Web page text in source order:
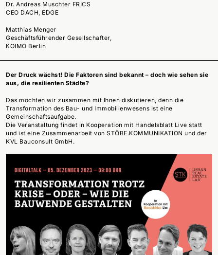
Dr. Andreas Muschter FRICS
CEO DACH, EDGE
Matthias Menger
Geschäftsführender Gesellschafter,
KOIMO Berlin
Der Druck wächst! Die Faktoren sind bekannt – doch wie sehen sie
aus, die resilienten Städte?
Das möchten wir zusammen mit Ihnen diskutieren, denn die
Transformation des Bau- und Immobilienwesens ist eine
Gemeinschaftsaufgabe.
Die Veranstaltung findet in Kooperation mit Handelsblatt Live statt
und ist eine Zusammenarbeit von STÖBE.KOMMUNIKATION und der
KVL Bauconsult GmbH.